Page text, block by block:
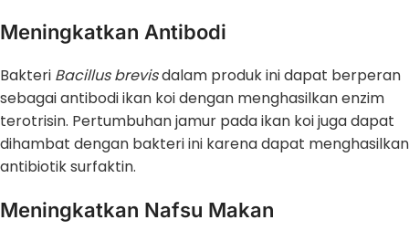
Meningkatkan Antibodi
Bakteri Bacillus brevisdalam produk ini dapat berperan
sebagai antibodi ikan koi dengan menghasilkan enzim
terotrisin. Pertumbuhan jamur pada ikan koi juga dapat
dihambat dengan bakteri ini karena dapat menghasilkan
antibiotik surfaktin.
Meningkatkan Nafsu Makan